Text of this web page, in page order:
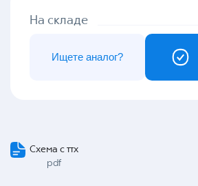
На складе
Ищете аналог?
Схема с ттх
pdf